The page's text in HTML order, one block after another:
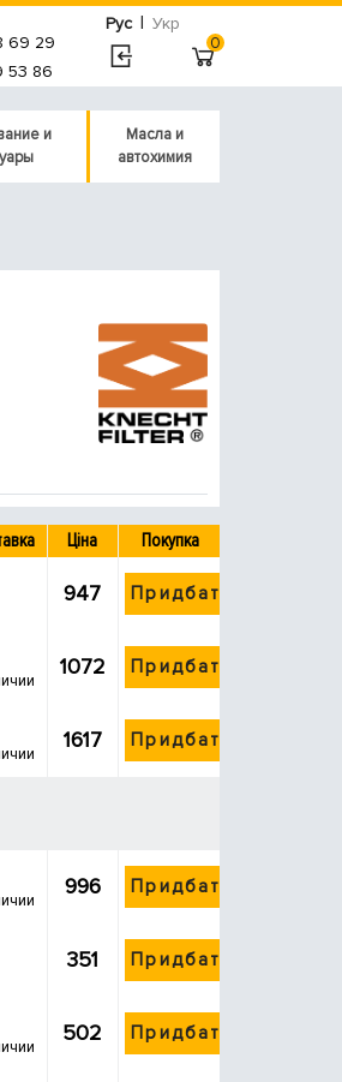
Рус | Укр
69 29
53 86
0
и
Масла и
автохимия
Ціна Покупка
947 Придбати
1072 Придбати
1617 Придбати
996 Придбати
351 Придбати
502 Придбати